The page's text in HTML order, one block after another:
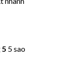
5 5 sao